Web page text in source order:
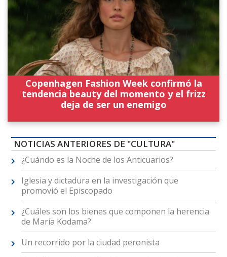
Copenhagen Fashion Week confirmó la
tendencia beauty del momento y el frizz
deja de ser un enemigo
NOTICIAS ANTERIORES DE "CULTURA"
¿Cuándo es la Noche de los Anticuarios?
Iglesia y dictadura en la investigación que
promovió el Episcopado
¿Cuáles son los bienes que componen la herencia
de María Kodama?
Un recorrido por la ciudad peronista